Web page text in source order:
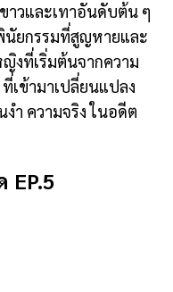
าวและเทาอันดับต้น ๆ
นัยกรรมที่สูญหายและ
งที่เริ่มต้นจากความ
เข้ามาเปลี่ยนแปลง
ำ ความจริง ในอดีต
EP.5